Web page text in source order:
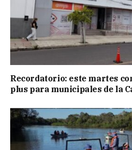
Recordatorio: este martes
plus para municipales de la